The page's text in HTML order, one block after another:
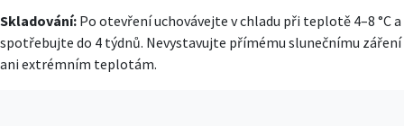
Skladování: Po otevření uchovávejte v chladu při teplotě 4–8 °C a
spotřebujte do 4 týdnů. Nevystavujte přímému slunečnímu záření
ani extrémním teplotám.